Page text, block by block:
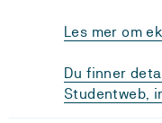
Les mer om
Du finner
Studentweb,